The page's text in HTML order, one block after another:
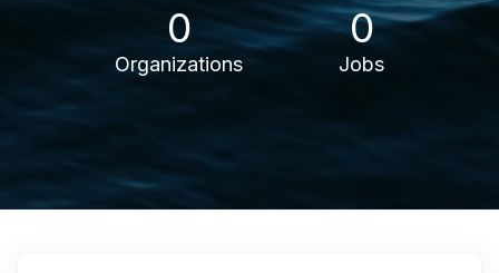
0
Organizations
0
Jobs